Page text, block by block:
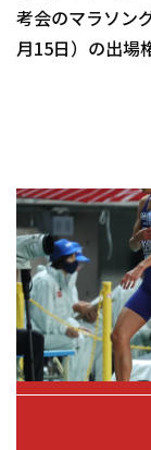
考会のマラソン
月15日）の出場